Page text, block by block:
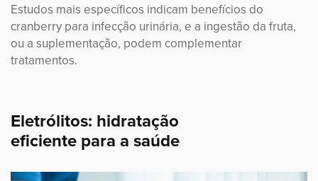
Estudos mais específicos indicam benefícios do
cranberry para infecção urinária, e a ingestão da fruta,
ou a suplementação, podem complementar
tratamentos.
Eletrólitos: hidratação
eficiente para a saúde